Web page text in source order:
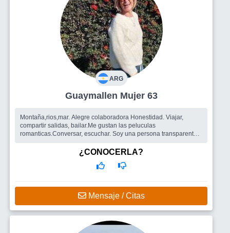
ARG
Guaymallen Mujer 63
Montaña,rios,mar. Alegre colaboradora Honestidad. Viajar,
compartir salidas, bailar.Me gustan las peluculas
romanticas.Conversar, escuchar. Soy una persona transparente.
Encontrar personas que esran solas y disfrutar de salidas.
Y si existe la posibilidades encontrar un compañero de vida.
¿CONOCERLA?
Mensaje / Citas